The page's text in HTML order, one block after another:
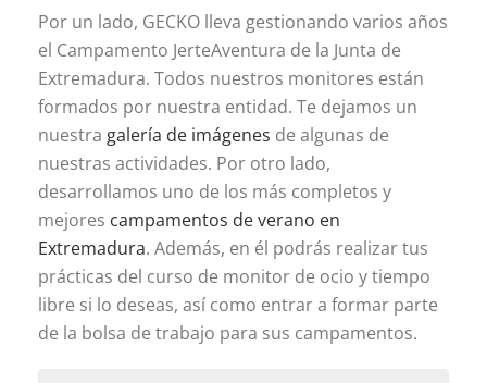
Por un lado, GECKO lleva gestionando varios años
el Campamento JerteAventura de la Junta de
Extremadura. Todos nuestros monitores están
formados por nuestra entidad. Te dejamos un
nuestra galería de imágenes de algunas de
nuestras actividades. Por otro lado,
desarrollamos uno de los más completos y
mejores campamentos de verano en
Extremadura. Además, en él podrás realizar tus
prácticas del curso de monitor de ocio y tiempo
libre si lo deseas, así como entrar a formar parte
de la bolsa de trabajo para sus campamentos.